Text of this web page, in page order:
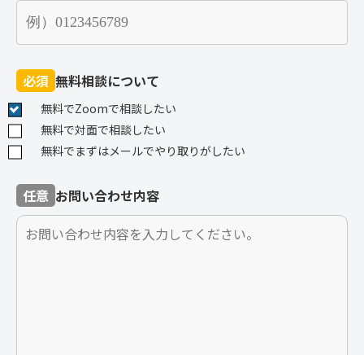
必須 無料相談について
無料でZoomで相談したい
無料で対面で相談したい
無料でまずはメールでやり取りがしたい
任意 お問い合わせ内容